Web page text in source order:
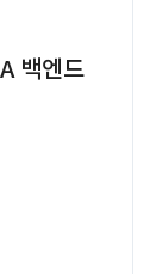
백엔드